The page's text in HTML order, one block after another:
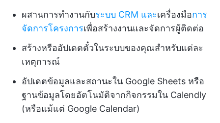
ผสานการทำงานกับระบบ CRM และเครื่องมือการ
จัดการโครงการเพื่อสร้างงานและจัดการผู้ติดต่อ
สร้างหรืออัปเดตตั๋วในระบบของคุณสำหรับแต่ละ
เหตุการณ์
อัปเดตข้อมูลและสถานะใน Google Sheets หรือ
ฐานข้อมูลโดยอัตโนมัติจากกิจกรรมใน Calendly
(หรือแม้แต่ Google Calendar)